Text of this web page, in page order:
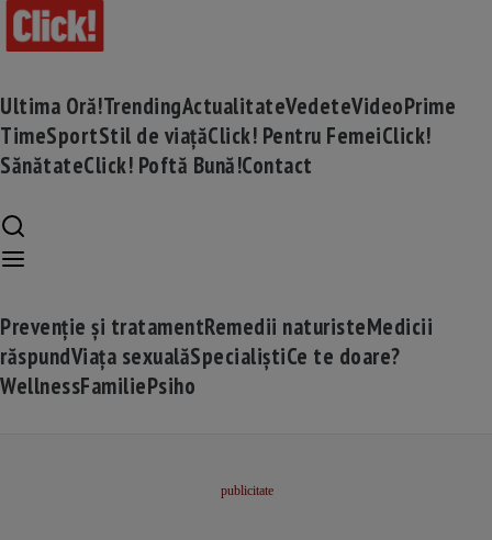
Ultima Oră!TrendingActualitateVedeteVideoPrime
TimeSportStil de viațăClick! Pentru FemeiClick!
SănătateClick! Poftă Bună!Contact
Prevenție și tratamentRemedii naturisteMedicii
răspundViața sexualăSpecialiștiCe te doare?
WellnessFamiliePsiho